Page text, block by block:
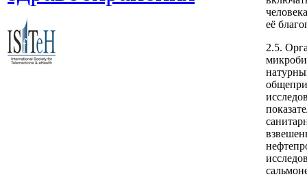
её
2.5.